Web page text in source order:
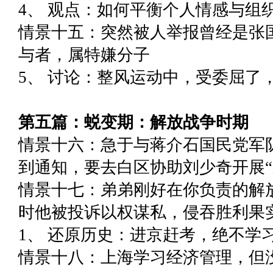
4、 观点：如何平衡个人情感与组
情景十五：突然被人举报曾经是张
与者，属特嫌分子
5、 讨论：整风运动中，受委屈了
第五篇：蜕变期：解放战争时期
情景十六：急于与蒋介石国民党军
到通知，要去白区协助刘少奇开展
情景十七：弟弟刚好在你负责的解
时他被投诉以权谋私，侵吞胜利果
1、 还原历史：进京赶考，绝不学
情景十八：上海学习经济管理，但